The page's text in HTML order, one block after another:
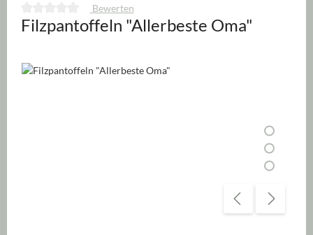
Durchschnittliche Bewertung von 0 von 5 Sternen
Bewerten
Filzpantoffeln "Allerbeste Oma"
Bildergalerie überspringen